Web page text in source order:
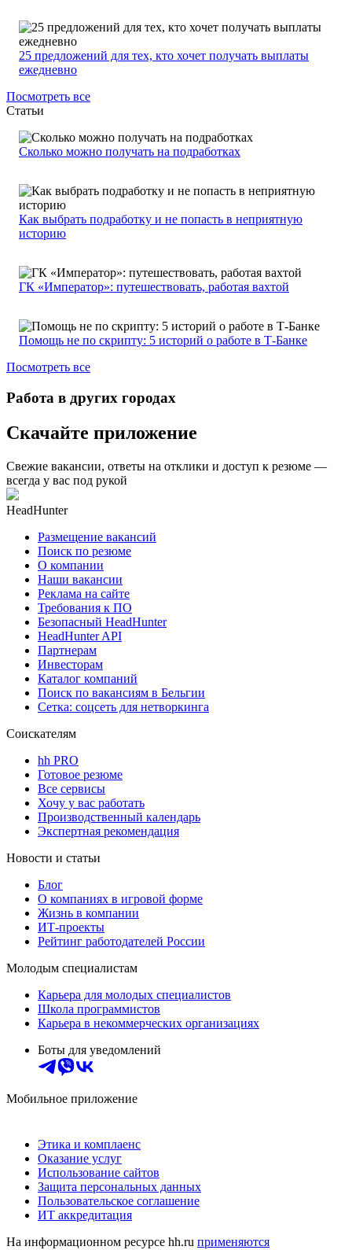
25 предложений для тех, кто хочет получать выплаты
ежедневно
Посмотреть все
Статьи
Сколько можно получать на подработках
Как выбрать подработку и не попасть в неприятную
историю
ГК «Император»: путешествовать, работая вахтой
Помощь не по скрипту: 5 историй о работе в Т-Банке
Посмотреть все
Работа в других городах
Скачайте приложение
Свежие вакансии, ответы на отклики и доступ к резюме —
всегда у вас под рукой
HeadHunter
Размещение вакансий
Поиск по резюме
О компании
Наши вакансии
Реклама на сайте
Требования к ПО
Безопасный HeadHunter
HeadHunter API
Партнерам
Инвесторам
Каталог компаний
Поиск по вакансиям в Бельгии
Сетка: соцсеть для нетворкинга
Соискателям
hh PRO
Готовое резюме
Все сервисы
Хочу у вас работать
Производственный календарь
Экспертная рекомендация
Новости и статьи
Блог
О компаниях в игровой форме
Жизнь в компании
ИТ-проекты
Рейтинг работодателей России
Молодым специалистам
Карьера для молодых специалистов
Школа программистов
Карьера в некоммерческих организациях
Боты для уведомлений
Мобильное приложение
Этика и комплаенс
Оказание услуг
Использование сайтов
Защита персональных данных
Пользовательское соглашение
ИТ аккредитация
На информационном ресурсе hh.ru применяются